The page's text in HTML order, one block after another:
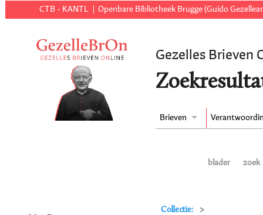
CTB - KANTL Openbare Bibliotheek Brugge (Guido
Gezelles Brieven
Brieven
blader zoek
Collectie: